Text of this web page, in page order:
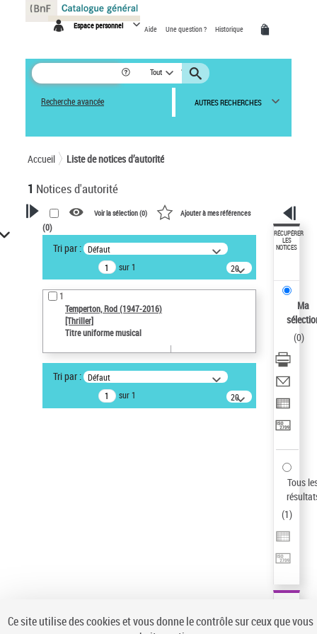
Espace personnel Aide Une question ? Historique
Tout
Recherche avancée AUTRES RECHERCHES
Accueil Liste de notices d’autorité
1 Notices d'autorité
VOTRE RECHERCHE
Recherche avancée dans les
notices d’autorité
Œuvres liées à l'auteur :
Temperton, Rod (1947-2016)
Sauvegarder votre recherche
AFFINER
Type de notice d'autorité
Voir la sélection (0) Ajouter à mes références
(0)
Tri par : Défaut
sur 1
20
résultats/page
1
Temperton, Rod (1947-2016)
[Thriller]
Titre uniforme musical
Tri par : Défaut
sur 1
20
résultats/page
RÉCUPÉRER
LES
NOTICES
Ma
(0)
Tous
(1)
Panneau de gestion des cookies
Ce site utilise des cookies et vous donne le contrôle sur ceux que vous